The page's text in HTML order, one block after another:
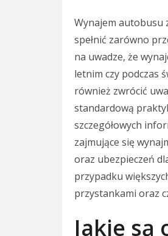
Wynajem autobusu
spełnić zarówno
na uwadze, że
letnim czy podczas
również zwrócić
standardową
szczegółowych
zajmujące się
oraz ubezpieczeń
przypadku
przystankami oraz
Jakie